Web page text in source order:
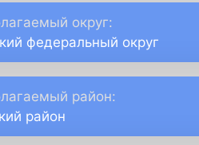
округ:
федеральный округ
район:
район